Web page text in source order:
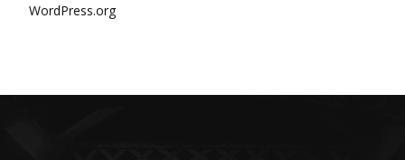
WordPress.org